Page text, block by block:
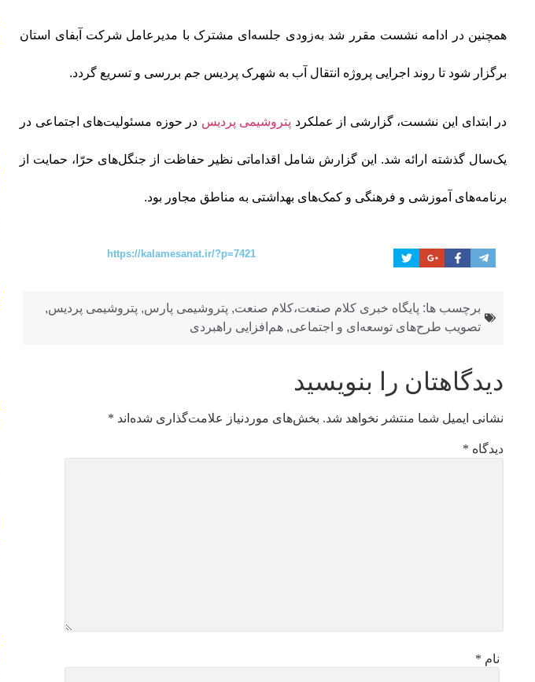
همچنین در ادامه نشست مقرر شد به‌زودی جلسه‌ای مشترک با مدیرعامل شرکت آبفای استان
برگزار شود تا روند اجرایی پروژه انتقال آب به شهرک پردیس جم بررسی و تسریع گردد.
در ابتدای این نشست، گزارشی از عملکرد پتروشیمی پردیس در حوزه مسئولیت‌های اجتماعی در
یک‌سال گذشته ارائه شد. این گزارش شامل اقداماتی نظیر حفاظت از جنگل‌های حرّا، حمایت از
برنامه‌های آموزشی و فرهنگی و کمک‌های بهداشتی به مناطق مجاور بود.
https://kalamesanat.ir/?p=7421
برچسب ها: پایگاه خبری کلام صنعت،کلام صنعت, پتروشیمی پارس, پتروشیمی پردیس,
تصویب طرح‌های توسعه‌ای و اجتماعی, هم‌افزایی راهبردی
دیدگاهتان را بنویسید
نشانی ایمیل شما منتشر نخواهد شد. بخش‌های موردنیاز علامت‌گذاری شده‌اند *
دیدگاه *
نام *